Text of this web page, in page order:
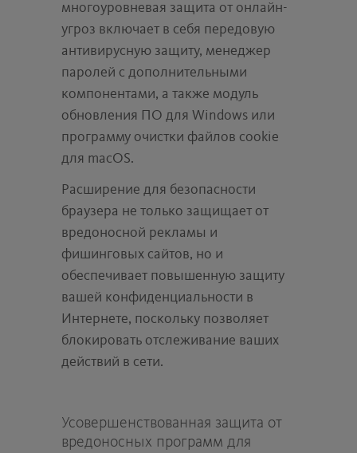
многоуровневая защита от онлайн-
угроз включает в себя передовую
антивирусную защиту, менеджер
паролей с дополнительными
компонентами, а также модуль
обновления ПО для Windows или
программу очистки файлов cookie
для macOS.
Расширение для безопасности
браузера не только защищает от
вредоносной рекламы и
фишинговых сайтов, но и
обеспечивает повышенную защиту
вашей конфиденциальности в
Интернете, поскольку позволяет
блокировать отслеживание ваших
действий в сети.
Усовершенствованная защита от
вредоносных программ для